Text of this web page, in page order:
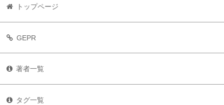
トップページ
GEPR
著者一覧
タグ一覧